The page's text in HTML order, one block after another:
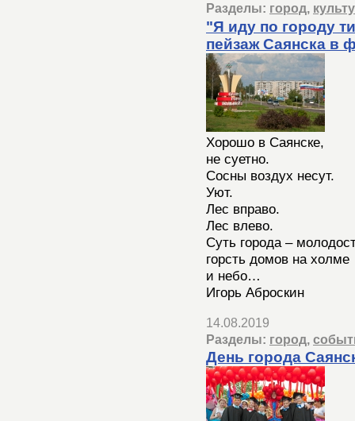
Разделы: город,
"Я иду по городу
пейзаж Саянска в
Хорошо в Саянске,
не суетно.
Сосны воздух несут.
Уют.
Лес вправо.
Лес влево.
Суть города –
горсть домов на холме
и небо…
Игорь Аброскин
14.08.2019
Разделы: город,
День города